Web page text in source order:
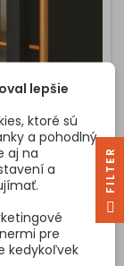
MADLO
HOME /
madlo
elegantným a
doplnkom pre
aj sklenené
Vďaka svojmu
dizajnu a
spracovaniu sa
hodí do
€
do košíka
lepšie
ktoré sú
a pohodlný
aj na
a
pre
kedykoľvek
R